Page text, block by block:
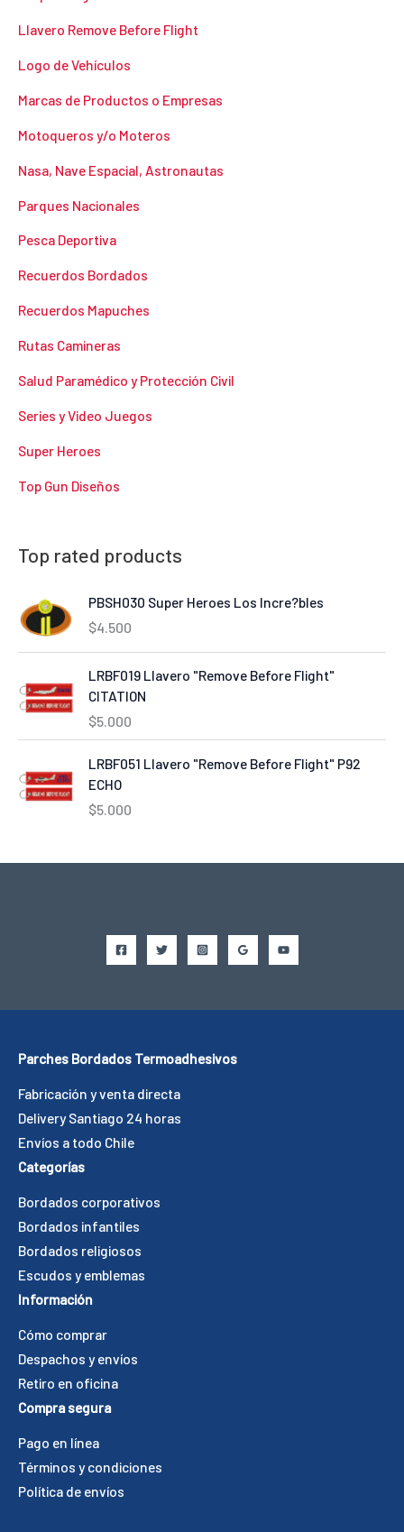
Llavero Remove Before Flight
Logo de Vehículos
Marcas de Productos o Empresas
Motoqueros y/o Moteros
Nasa, Nave Espacial, Astronautas
Parques Nacionales
Pesca Deportiva
Recuerdos Bordados
Recuerdos Mapuches
Rutas Camineras
Salud Paramédico y Protección Civil
Series y Video Juegos
Super Heroes
Top Gun Diseños
Top rated products
PBSH030 Super Heroes Los Incre?bles
$4.500
LRBF019 Llavero "Remove Before Flight"
CITATION
$5.000
LRBF051 Llavero "Remove Before Flight" P92
ECHO
$5.000
Parches Bordados Termoadhesivos
Fabricación y venta directa
Delivery Santiago 24 horas
Envíos a todo Chile
Categorías
Bordados corporativos
Bordados infantiles
Bordados religiosos
Escudos y emblemas
Información
Cómo comprar
Despachos y envíos
Retiro en oficina
Compra segura
Pago en línea
Términos y condiciones
Política de envíos